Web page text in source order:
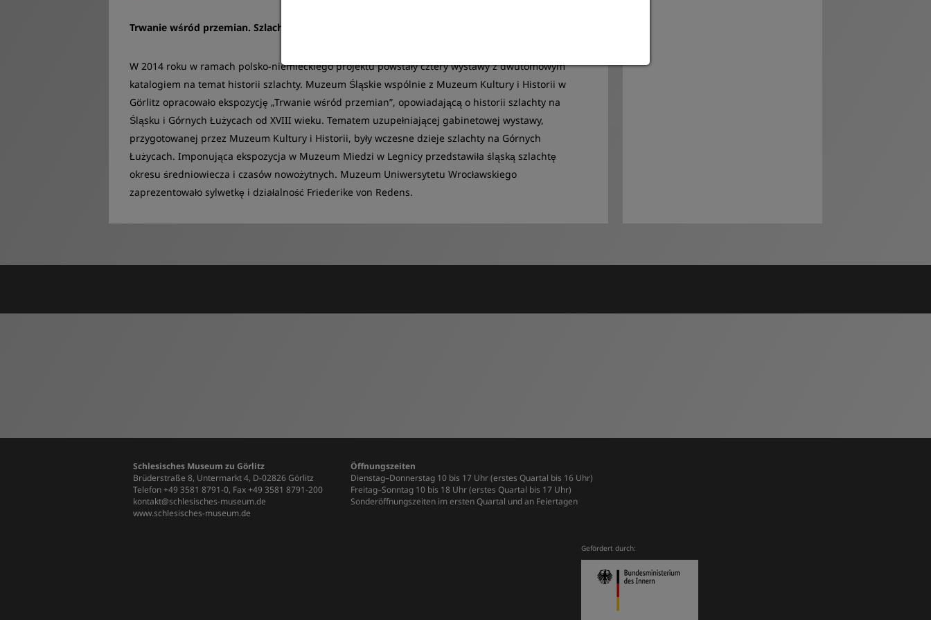
Trwanie wśród przemian. Szlachta na Śląsku i Łużycach Górnych od XVIII wieku
W 2014 roku w ramach polsko-niemieckiego projektu powstały cztery wystawy z dwutomowym
katalogiem na temat historii szlachty. Muzeum Śląskie wspólnie z Muzeum Kultury i Historii w
Görlitz opracowało ekspozycję „Trwanie wśród przemian”, opowiadającą o historii szlachty na
Śląsku i Górnych Łużycach od XVIII wieku. Tematem uzupełniającej gabinetowej wystawy,
przygotowanej przez Muzeum Kultury i Historii, były wczesne dzieje szlachty na Górnych
Łużycach. Imponująca ekspozycja w Muzeum Miedzi w Legnicy przedstawiła śląską szlachtę
okresu średniowiecza i czasów nowożytnych. Muzeum Uniwersytetu Wrocławskiego
zaprezentowało sylwetkę i działalność Friederike von Redens.
Schlesisches Museum zu Görlitz
Brüderstraße 8, Untermarkt 4, D-02826 Görlitz
Telefon +49 3581 8791-0, Fax +49 3581 8791-200
kontakt@schlesisches-museum.de
www.schlesisches-museum.de
Öffnungszeiten
Dienstag–Donnerstag 10 bis 17 Uhr (erstes Quartal bis 16 Uhr)
Freitag–Sonntag 10 bis 18 Uhr (erstes Quartal bis 17 Uhr)
Sonderöffnungszeiten im ersten Quartal und an Feiertagen
Gefördert durch: